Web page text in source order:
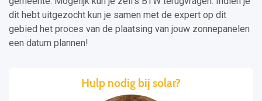
dit hebt uitgezocht kun je samen met de expert op dit
gebied het proces van de plaatsing van jouw zonnepanelen
een datum plannen!
Hulp nodig bij solar?